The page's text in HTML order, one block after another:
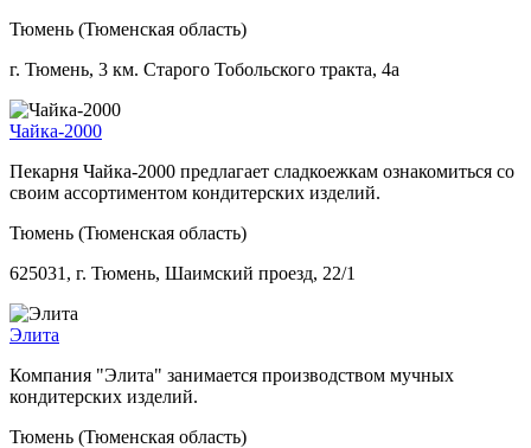
Тюмень (Тюменская область)
г. Тюмень, 3 км. Старого Тобольского тракта, 4а
Чайка-2000
Пекарня Чайка-2000 предлагает сладкоежкам ознакомиться со
своим ассортиментом кондитерских изделий.
Тюмень (Тюменская область)
625031, г. Тюмень, Шаимский проезд, 22/1
Элита
Компания "Элита" занимается производством мучных
кондитерских изделий.
Тюмень (Тюменская область)